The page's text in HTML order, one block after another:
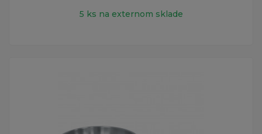
5 ks na externom sklade